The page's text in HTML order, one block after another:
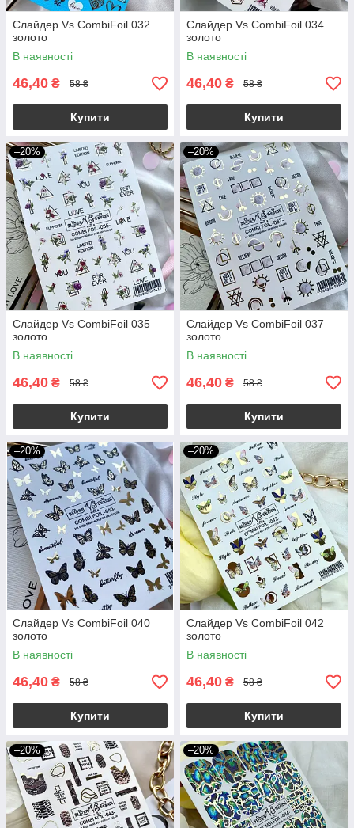
Слайдер Vs CombiFoil 032
золото
В наявності
46,40 ₴ 58 ₴
Купити
Слайдер Vs CombiFoil 034
золото
В наявності
46,40 ₴ 58 ₴
Купити
–20%
Слайдер Vs CombiFoil 035
золото
В наявності
46,40 ₴ 58 ₴
Купити
–20%
Слайдер Vs CombiFoil 037
золото
В наявності
46,40 ₴ 58 ₴
Купити
–20%
Слайдер Vs CombiFoil 040
золото
В наявності
46,40 ₴ 58 ₴
Купити
–20%
Слайдер Vs CombiFoil 042
золото
В наявності
46,40 ₴ 58 ₴
Купити
–20% –20%